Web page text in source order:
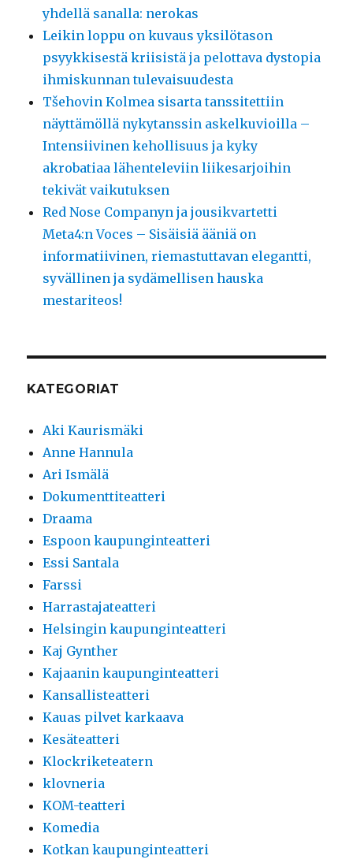
yhdellä sanalla: nerokas
Leikin loppu on kuvaus yksilötason
psyykkisestä kriisistä ja pelottava dystopia
ihmiskunnan tulevaisuudesta
Tšehovin Kolmea sisarta tanssitettiin
näyttämöllä nykytanssin askelkuvioilla –
Intensiivinen kehollisuus ja kyky
akrobatiaa lähenteleviin liikesarjoihin
tekivät vaikutuksen
Red Nose Companyn ja jousikvartetti
Meta4:n Voces – Sisäisiä ääniä on
informatiivinen, riemastuttavan elegantti,
syvällinen ja sydämellisen hauska
mestariteos!
KATEGORIAT
Aki Kaurismäki
Anne Hannula
Ari Ismälä
Dokumenttiteatteri
Draama
Espoon kaupunginteatteri
Essi Santala
Farssi
Harrastajateatteri
Helsingin kaupunginteatteri
Kaj Gynther
Kajaanin kaupunginteatteri
Kansallisteatteri
Kauas pilvet karkaava
Kesäteatteri
Klockriketeatern
klovneria
KOM-teatteri
Komedia
Kotkan kaupunginteatteri